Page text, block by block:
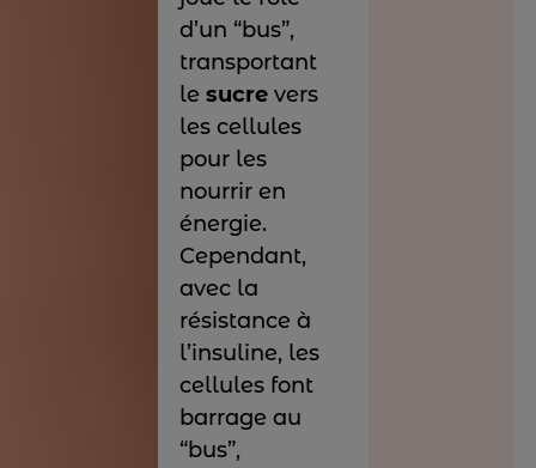
d’un “bus”,
transportant
lesucre vers
les cellules
pour les
nourrir en
énergie.
Cependant,
avec la
résistance à
l’insuline, les
cellules font
barrage au
“bus”,